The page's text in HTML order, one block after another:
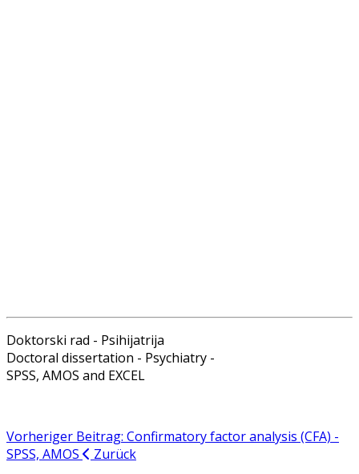
Doktorski rad - Psihijatrija
Doctoral dissertation - Psychiatry -
SPSS, AMOS and EXCEL
Vorheriger Beitrag: Confirmatory factor analysis (CFA) -
SPSS, AMOS
Zurück